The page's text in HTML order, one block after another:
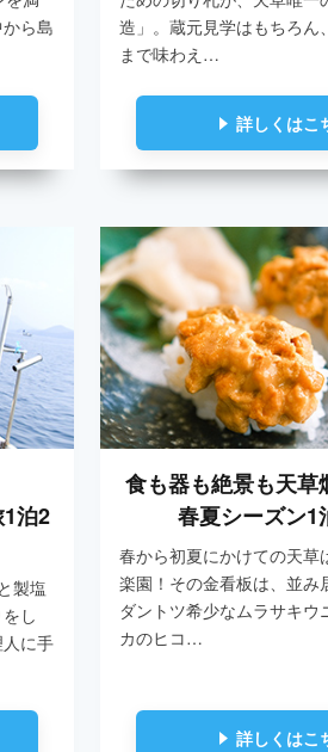
ら島
造」。蔵元見学はもちろん
まで味わえ…
詳しくはこ
泊2
製塩
し
に手
食も器も絶景も天草
春夏シーズン1
春から初夏にかけての天草
楽園！その金看板は、並み
ダントツ希少なムラサキウ
カのヒコ…
詳しくはこ